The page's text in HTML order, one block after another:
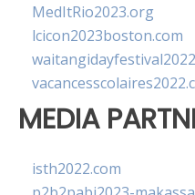
MedItRio2023.org
lcicon2023boston.com
MEDIA
isth2022.com